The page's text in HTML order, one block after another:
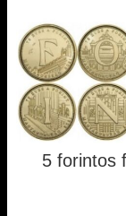
5 forintos